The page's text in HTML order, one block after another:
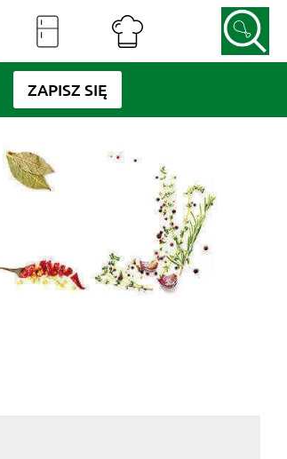
ZAPISZ SIĘ